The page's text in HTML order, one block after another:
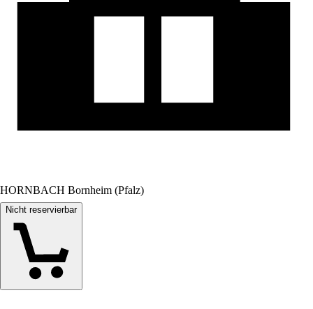
HORNBACH Bornheim (Pfalz)
Nicht reservierbar